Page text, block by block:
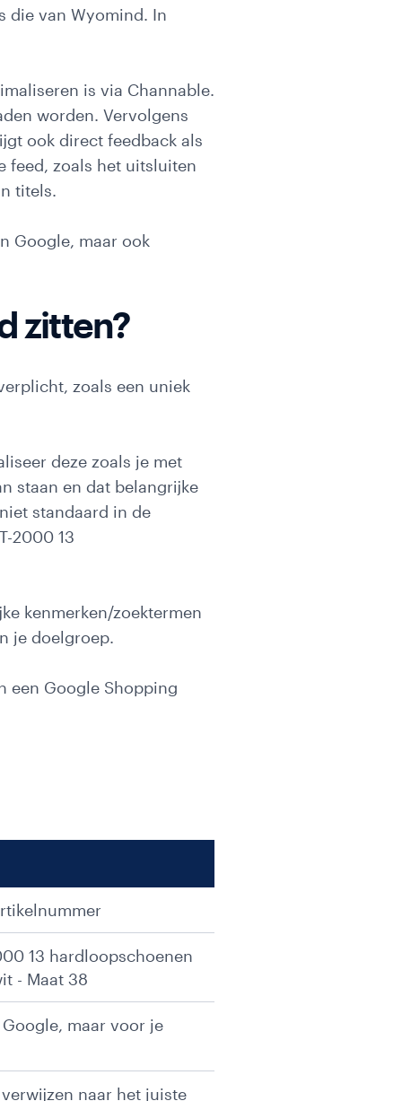
die van Wyomind. In
is via Channable.
worden. Vervolgens
ook direct feedback als
feed, zoals het uitsluiten
titels.
Google, maar ook
zitten?
zoals een uniek
deze zoals je met
staan en dat belangrijke
standaard in de
2000 13
kenmerken/zoektermen
je doelgroep.
een Google Shopping
13 hardloopschoenen
- Maat 38
maar voor je
naar het juiste